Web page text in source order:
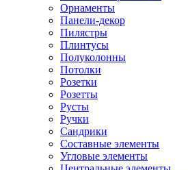
Орнаменты
Панели-декор
Пилястры
Плинтусы
Полуколонны
Потолки
Розетки
Розетты
Русты
Ручки
Сандрики
Составные элементы
Угловые элементы